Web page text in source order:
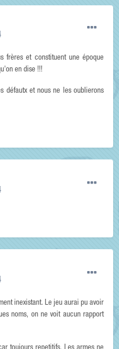
frères et constituent une époque
en dise !!!
défautx et nous ne les oublierons
inexistant. Le jeu aurai pu avoir
noms, on ne voit aucun rapport